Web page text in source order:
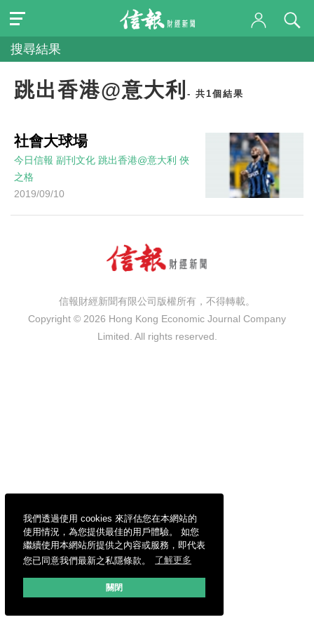
我們透過使用 cookies 來評估您在本網站的
使用情況，為您提供最佳的用戶體驗。 如您
繼續使用本網站所提供之內容或服務，即代表
您已同意我們最新之私隱條款。
了解更多
關閉
搜尋結果
跳出香港@意大利 - 共1個結果
社會大球場
今日信報 副刊文化 跳出香港@意大利 俠
之格
2019/09/10
信報財經新聞有限公司版權所有，不得轉載。
Copyright © 2026 Hong Kong Economic Journal Company
Limited. All rights reserved.